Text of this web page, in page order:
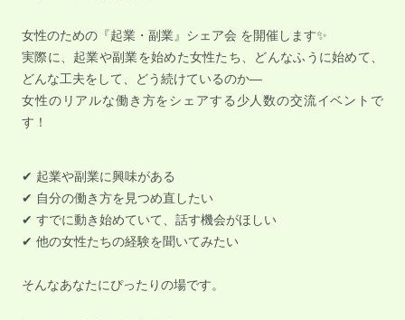
女性のための『起業・副業』シェア会 を開催します✨
実際に、起業や副業を始めた女性たち、どんなふうに始めて、
どんな工夫をして、どう続けているのか―
女性のリアルな働き方をシェアする少人数の交流イベントで
す！
✔ 起業や副業に興味がある
✔ 自分の働き方を見つめ直したい
✔ すでに動き始めていて、話す機会がほしい
✔ 他の女性たちの経験を聞いてみたい
そんなあなたにぴったりの場です。